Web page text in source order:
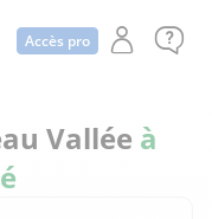
Accès pro
Vallée à